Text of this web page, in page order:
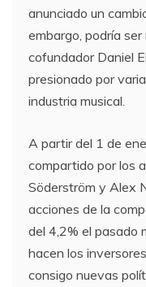
anunciado un
embargo, podría ser
cofundador Daniel
presionado por
industria musical.
A partir del 1 de
compartido por los
Söderström y Alex
acciones de la
del 4,2% el pasado
hacen los
consigo nuevas